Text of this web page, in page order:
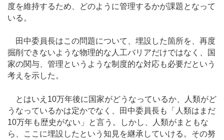
度を維持するため、どのように管理するかが課題となって
いる。
田中委員長はこの問題について、埋設した箇所を、再度
掘削できないような物理的な人工バリアだけではなく、国
家の関与、管理というような制度的な対応も必要だという
考えを示した。
とはいえ10万年後に国家がどうなっているか、人類がど
うなっているかは定かでなく、田中委員長も「人類はまだ
10万年も歴史がない」と言う。しかし、人類がまともな
ら、ここに埋設したという知見を継承していける。その努